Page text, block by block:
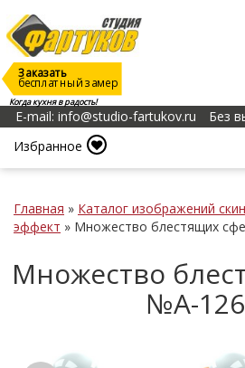
Когда кухня в радость!
Заказать
бесплатный замер
E-mail: info@studio-fartukov.ru
Без
Избранное
Главная » Каталог изображений
эффект » Множество блестящих
Множество
№А-